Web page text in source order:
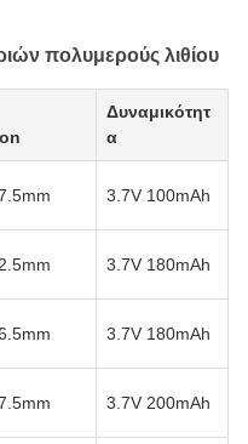
πολυμερούς λιθίου
Δυναμικότητ
α
3.7V 100mAh
3.7V 180mAh
3.7V 180mAh
3.7V 200mAh